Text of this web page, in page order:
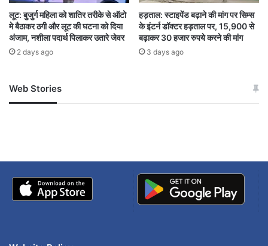
इसी वजह से अब एयरपोर्ट प्रशासन नियमों को लेकर पूरी
तरह सख्त नजर आ रहा है।
लूट: बुजुर्ग महिला को शातिर तरीके से ऑटो
मे बैठाकर ठगी और लूट की घटना को दिया
अंजाम, नशीला पदार्थ पिलाकर उतारे जेवर
2 days ago
हड़ताल: स्टाइपेंड बढ़ाने की मांग पर सिम्स
के इंटर्न डॉक्टर हड़ताल पर, 15,900 से
बढ़ाकर 30 हजार रुपये करने की मांग
3 days ago
Web Stories
जम्मू-कश्मीर में बारिश से
अपडेट
खाई में धक्का… आरोपियों ने